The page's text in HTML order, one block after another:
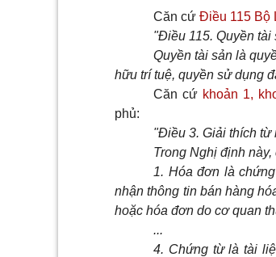
Căn cứ Điều 115 Bộ
"Điều 115. Quyền tài
Quyền tài sản là
hữu trí tuệ, quyền sử dụng
Căn cứ khoản 1,
phủ:
"Điều 3. Giải thích từ
Trong Nghị định
1. Hóa đơn là
nhận thông tin bán hàng
hoặc hóa đơn do cơ quan
...
4. Chứng từ là tài